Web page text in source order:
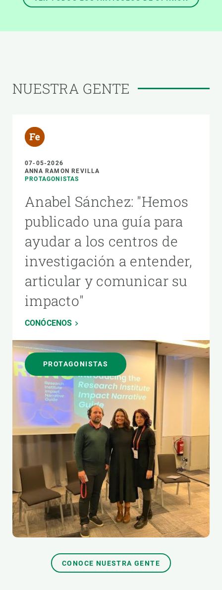
NUESTRA GENTE
07-05-2026
ANNA RAMON REVILLA
PROTAGONISTAS
Anabel Sánchez: "Hemos
publicado una guía para
ayudar a los centros de
investigación a entender,
articular y comunicar su
impacto"
CONÓCENOS
PROTAGONISTAS
CONOCE NUESTRA GENTE